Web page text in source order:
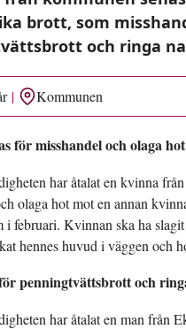
brott, som
och ringa
Kommunen
för misshandel och olaga hot
har åtalat en kvinna
olaga hot mot en annan
i februari. Kvinnan ska ha
hennes huvud i väggen och
penningtvättsbrott och
har åtalat en man från